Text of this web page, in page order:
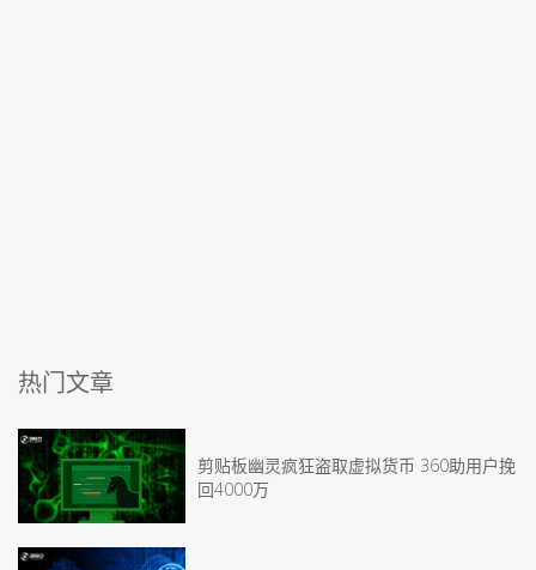
热门文章
剪贴板幽灵疯狂盗取虚拟货币 360助用户挽
回4000万